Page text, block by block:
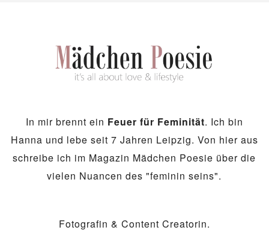
In mir brennt ein Feuer für Feminität. Ich bin
Hanna und lebe seit 7 Jahren Leipzig. Von hier aus
schreibe ich im Magazin Mädchen Poesie über die
vielen Nuancen des "feminin seins".
Fotografin & Content Creatorin.